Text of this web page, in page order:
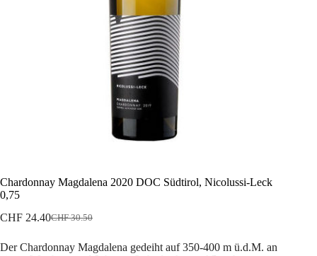
Chardonnay Magdalena 2020 DOC Südtirol, Nicolussi-Leck
0,75
CHF30.50
Ursprünglicher
war:
CHF 24.40Aktueller
ist:
Der Chardonnay Magdalena gedeiht auf 350-400 m ü.d.M. an